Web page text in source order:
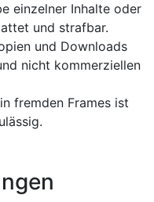
einzelner Inhalte oder
und strafbar.
und Downloads
nicht kommerziellen
fremden Frames ist